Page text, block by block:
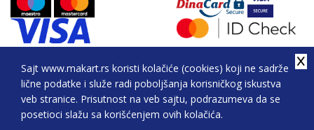
Sajt www.makart.rs koristi kolačiće (cookies) koji ne sadrže
lične podatke i služe radi poboljšanja korisničkog iskustva
veb stranice. Prisutnost na veb sajtu, podrazumeva da se
posetioci slažu sa korišćenjem ovih kolačića.
2026. All Rights Reserved © Makart.rs - MAKART DOO
BEOGRAD (NOVI BEOGRAD), PIB: 105184104, MB:
20337524